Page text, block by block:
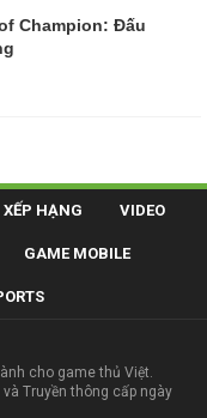
Champion: Đấu
HẠNG VIDEO
GAME MOBILE
cho game thủ Việt.
và Truyền thông cấp ngày